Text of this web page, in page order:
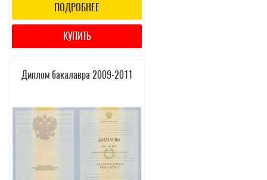
ПОДРОБНЕЕ
КУПИТЬ
Диплом бакалавра 2009-2011